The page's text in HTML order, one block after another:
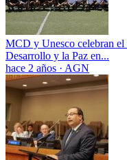
MCD y Unesco celebran
Desarrollo y la Paz en...
hace 2 años · AGN